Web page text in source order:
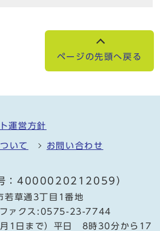
ページの先頭へ戻る
運営方針
いて お問い合わせ
号：4000020212059）
草通3丁目1番地
ファクス:0575-23-7744
月1日まで）平日 8時30分から17